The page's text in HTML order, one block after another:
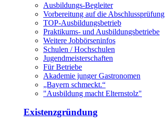
Ausbildungs-Begleiter
Vorbereitung auf die Abschlussprüfung
TOP-Ausbildungsbetrieb
Praktikums- und Ausbildungsbetriebe
Weitere Jobbörseninfos
Schulen / Hochschulen
Jugendmeisterschaften
Für Betriebe
Akademie junger Gastronomen
„Bayern schmeckt.“
"Ausbildung macht Elternstolz"
Existenzgründung